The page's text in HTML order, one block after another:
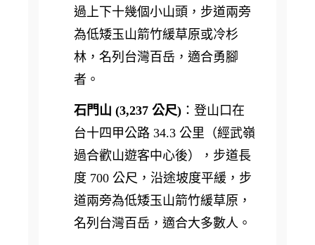
過上下十幾個小山頭，步道兩旁
為低矮玉山箭竹緩草原或冷杉
林，名列台灣百岳，適合勇腳
者。
石門山 (3,237 公尺) ：登山口在
台十四甲公路 34.3 公里（經武嶺
過合歡山遊客中心後），步道長
度 700 公尺，沿途坡度平緩，步
道兩旁為低矮玉山箭竹緩草原，
名列台灣百岳，適合大多數人。